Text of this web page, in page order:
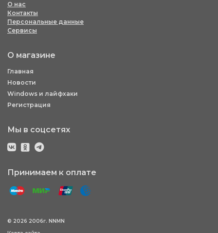
О нас
Контакты
Персональные данные
Сервисы
О магазине
Главная
Новости
Windows и лайфхаки
Регистрация
Мы в соцсетях
Принимаем к оплате
© 2026 2006г. NNMN